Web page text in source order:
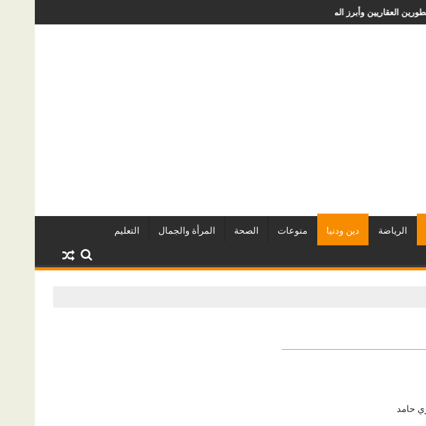
أفضل شركات التطوير العقاري في مصر من URE | أكبر المطورين العقاريين وأبرز المشروعات
يختلف من مريض لآخر؟
الرياضة دين ودنيا منوعات الصحة المرأة والجمال التعليم
حامد